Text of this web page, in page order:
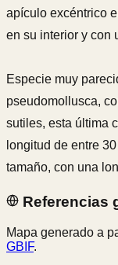
apículo excéntrico
en su interior y con
Especie muy
pseudomollusca,
sutiles, esta última
longitud de entre
tamaño, con una
Referencias
Mapa generado a
GBIF.